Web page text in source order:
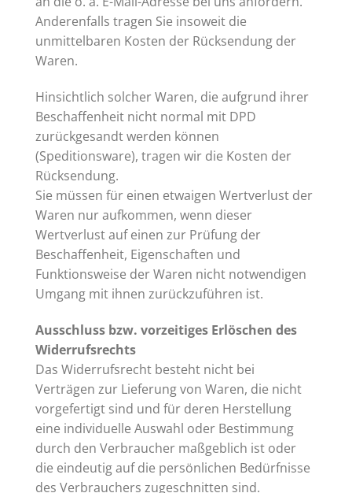
Anderenfalls tragen Sie insoweit die
unmittelbaren Kosten der Rücksendung der
Waren.
Hinsichtlich solcher Waren, die aufgrund ihrer
Beschaffenheit nicht normal mit DPD
zurückgesandt werden können
(Speditionsware), tragen wir die Kosten der
Rücksendung.
Sie müssen für einen etwaigen Wertverlust der
Waren nur aufkommen, wenn dieser
Wertverlust auf einen zur Prüfung der
Beschaffenheit, Eigenschaften und
Funktionsweise der Waren nicht notwendigen
Umgang mit ihnen zurückzuführen ist.
Ausschluss bzw. vorzeitiges Erlöschen des
Widerrufsrechts
Das Widerrufsrecht besteht nicht bei
Verträgen zur Lieferung von Waren, die nicht
vorgefertigt sind und für deren Herstellung
eine individuelle Auswahl oder Bestimmung
durch den Verbraucher maßgeblich ist oder
die eindeutig auf die persönlichen Bedürfnisse
des Verbrauchers zugeschnitten sind.